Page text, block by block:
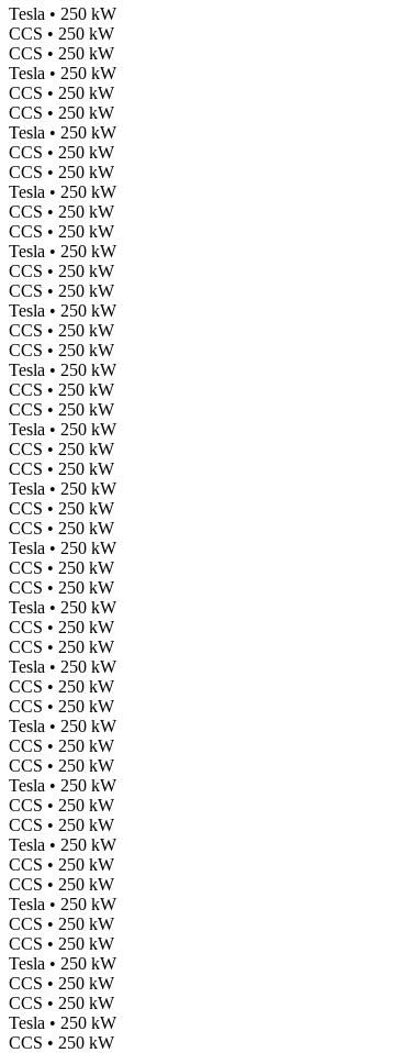
Tesla • 250 kW
CCS • 250 kW
CCS • 250 kW
Tesla • 250 kW
CCS • 250 kW
CCS • 250 kW
Tesla • 250 kW
CCS • 250 kW
CCS • 250 kW
Tesla • 250 kW
CCS • 250 kW
CCS • 250 kW
Tesla • 250 kW
CCS • 250 kW
CCS • 250 kW
Tesla • 250 kW
CCS • 250 kW
CCS • 250 kW
Tesla • 250 kW
CCS • 250 kW
CCS • 250 kW
Tesla • 250 kW
CCS • 250 kW
CCS • 250 kW
Tesla • 250 kW
CCS • 250 kW
CCS • 250 kW
Tesla • 250 kW
CCS • 250 kW
CCS • 250 kW
Tesla • 250 kW
CCS • 250 kW
CCS • 250 kW
Tesla • 250 kW
CCS • 250 kW
CCS • 250 kW
Tesla • 250 kW
CCS • 250 kW
CCS • 250 kW
Tesla • 250 kW
CCS • 250 kW
CCS • 250 kW
Tesla • 250 kW
CCS • 250 kW
CCS • 250 kW
Tesla • 250 kW
CCS • 250 kW
CCS • 250 kW
Tesla • 250 kW
CCS • 250 kW
CCS • 250 kW
Tesla • 250 kW
CCS • 250 kW